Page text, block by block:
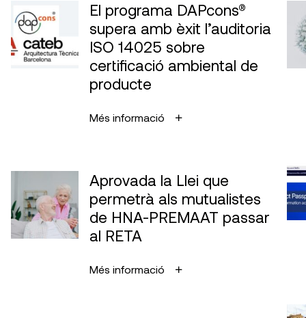
El programa DAPcons®
supera amb èxit l’auditoria
ISO 14025 sobre
certificació ambiental de
producte
Més informació
Aprovada la Llei que
permetrà als mutualistes
de HNA-PREMAAT passar
al RETA
Més informació